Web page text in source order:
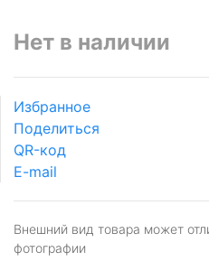
Нет в наличии
Избранное
Поделиться
QR-код
E-mail
Внешний вид товара может
фотографии